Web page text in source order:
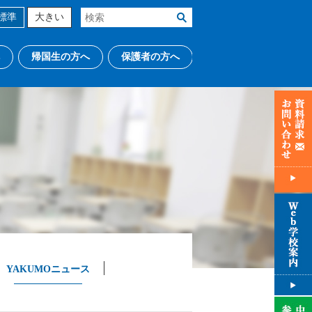
準 大きい
帰国生の方へ 保護者の方へ
YAKUMOニュース